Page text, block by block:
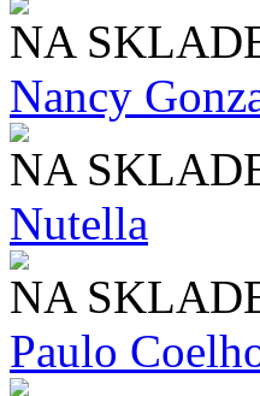
NA
Nancy
NA
Nutella
NA
Paulo